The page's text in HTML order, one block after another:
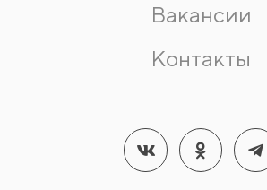
Вакансии
Контакты